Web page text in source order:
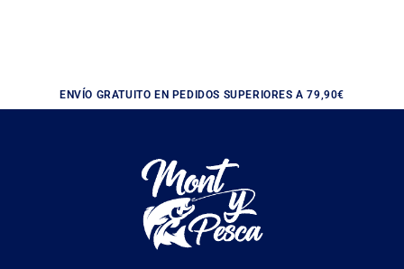
ENVÍO GRATUITO EN PEDIDOS SUPERIORES A 79,90€